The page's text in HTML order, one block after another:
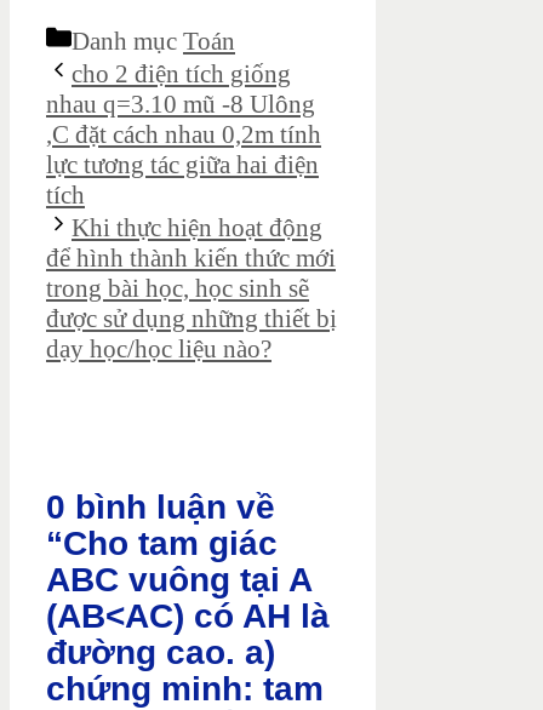
Danh mục Toán
cho 2 điện tích giống
nhau q=3.10 mũ -8 Ulông
,C đặt cách nhau 0,2m tính
lực tương tác giữa hai điện
tích
Khi thực hiện hoạt động
để hình thành kiến thức mới
trong bài học, học sinh sẽ
được sử dụng những thiết bị
dạy học/học liệu nào?
0 bình luận về
“Cho tam giác
ABC vuông tại A
(AB<AC) có AH là
đường cao. a)
chứng minh: tam